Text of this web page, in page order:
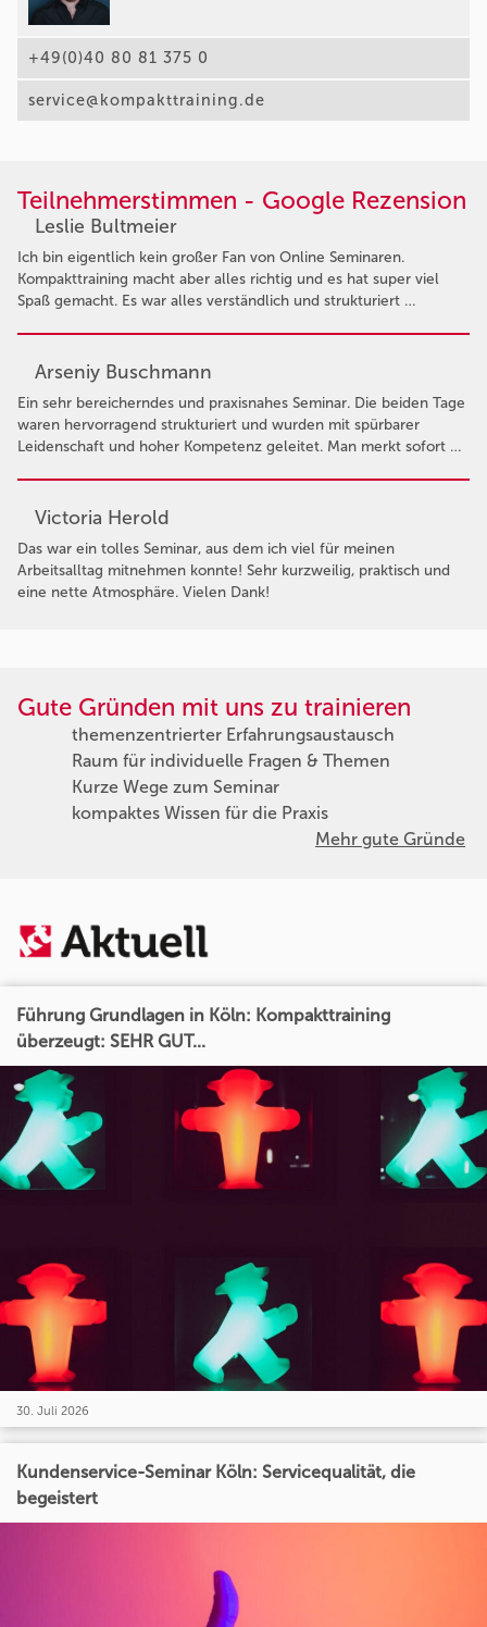
+49(0)40 80 81 375 0
service@kompakttraining.de
Teilnehmerstimmen - Google Rezension
Leslie Bultmeier
Ich bin eigentlich kein großer Fan von Online Seminaren.
Kompakttraining macht aber alles richtig und es hat super viel
Spaß gemacht. Es war alles verständlich und strukturiert …
Arseniy Buschmann
Ein sehr bereicherndes und praxisnahes Seminar. Die beiden Tage
waren hervorragend strukturiert und wurden mit spürbarer
Leidenschaft und hoher Kompetenz geleitet. Man merkt sofort …
Victoria Herold
Das war ein tolles Seminar, aus dem ich viel für meinen
Arbeitsalltag mitnehmen konnte! Sehr kurzweilig, praktisch und
eine nette Atmosphäre. Vielen Dank!
Gute Gründen mit uns zu trainieren
themenzentrierter Erfahrungsaustausch
Raum für individuelle Fragen & Themen
Kurze Wege zum Seminar
kompaktes Wissen für die Praxis
Mehr gute Gründe
Führung Grundlagen in Köln: Kompakttraining
überzeugt: SEHR GUT...
30. Juli 2026
Kundenservice-Seminar Köln: Servicequalität, die
begeistert